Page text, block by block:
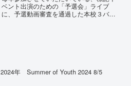
ベント出演のための「予選会」ライブ
に、予選動画審査を通過した本校３バン
2024年 Summer of Youth 2024 8/5